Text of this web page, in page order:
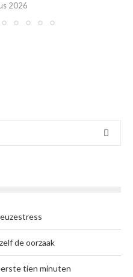
2026
de oorzaak
tien minuten